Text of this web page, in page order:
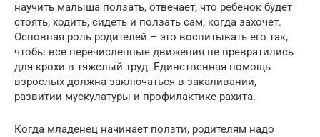
научить малыша ползать, отвечает, что ребенок будет
стоять, ходить, сидеть и ползать сам, когда захочет.
Основная роль родителей – это воспитывать его так,
чтобы все перечисленные движения не превратились
для крохи в тяжелый труд. Единственная помощь
взрослых должна заключаться в закаливании,
развитии мускулатуры и профилактике рахита.
Когда младенец начинает ползти, родителям надо